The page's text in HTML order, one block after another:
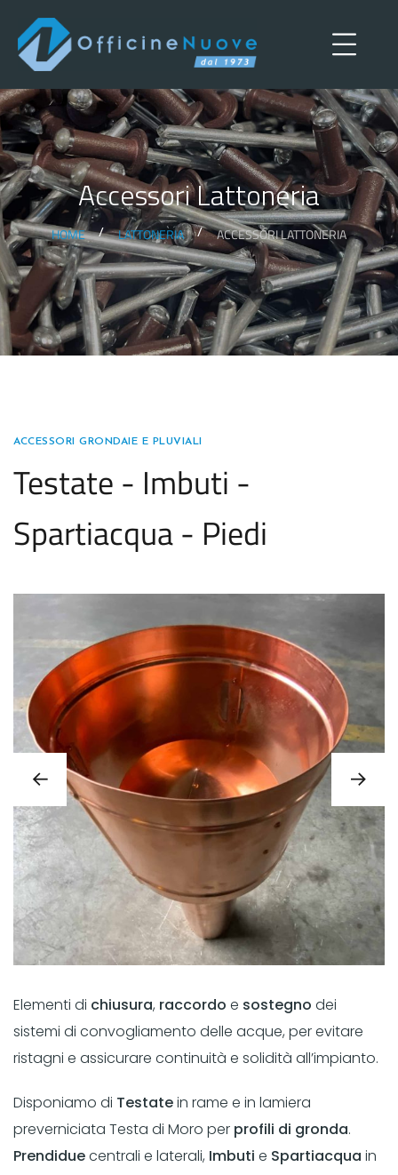
Accessori Lattoneria
HOME LATTONERIA ACCESSORI LATTONERIA
ACCESSORI GRONDAIE E PLUVIALI
Testate - Imbuti -
Spartiacqua - Piedi
Elementi di chiusura, raccordo e sostegno dei
sistemi di convogliamento delle acque, per evitare
ristagni e assicurare continuità e solidità all’impianto.
Disponiamo di Testatein rame e in lamiera
preverniciata Testa di Moro per profili di gronda.
Prendiduecentrali e laterali, Imbuti e Spartiacqua in